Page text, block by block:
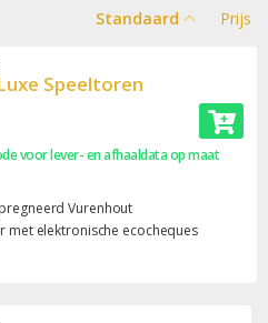
Standaard Prijs
Speeltoren
voor lever- en afhaaldata op maat
Vurenhout
met elektronische ecocheques